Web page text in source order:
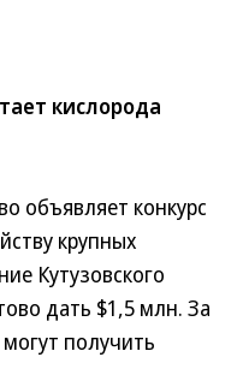
кислорода
объявляет конкурс
крупных
Кутузовского
дать $1,5 млн. За
получить